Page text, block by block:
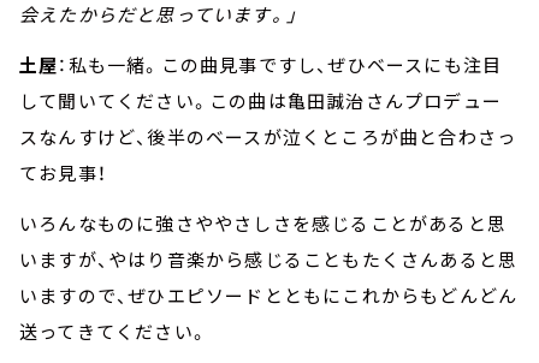
会えたからだと思っています。」
土屋：私も一緒。この曲見事ですし、ぜひベースにも注目
して聞いてください。この曲は亀田誠治さんプロデュー
スなんすけど、後半のベースが泣くところが曲と合わさっ
てお見事！
いろんなものに強さややさしさを感じることがあると思
いますが、やはり音楽から感じることもたくさんあると思
いますので、ぜひエピソードとともにこれからもどんどん
送ってきてください。